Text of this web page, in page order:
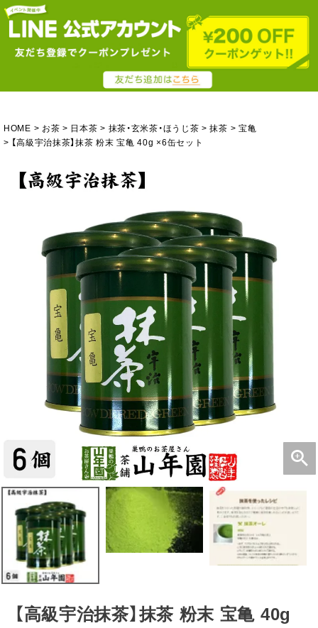
HOME お茶 日本茶 抹茶・玄米茶・ほうじ茶 抹茶
宝亀
【高級宇治抹茶】抹茶 粉末 宝亀 40g ×6缶セット
【高級宇治抹茶】抹茶 粉末 宝亀 40g